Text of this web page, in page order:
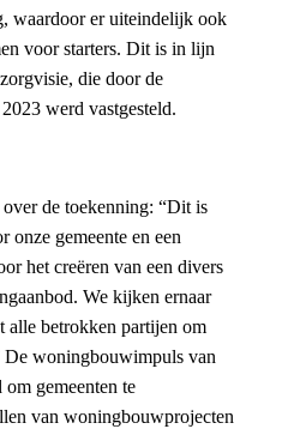
waardoor er uiteindelijk ook
voor starters. Dit is in lijn
die door de
werd vastgesteld.
de toekenning: “Dit is
onze gemeente en een
het creëren van een divers
We kijken ernaar
alle betrokken partijen om
De woningbouwimpuls van
gemeenten te
van woningbouwprojecten